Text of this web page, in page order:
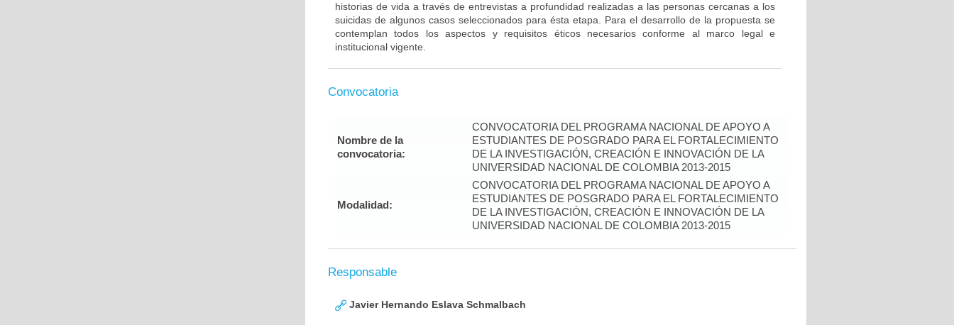
historias de vida a través de entrevistas a profundidad realizadas a las personas cercanas a los
suicidas de algunos casos seleccionados para ésta etapa. Para el desarrollo de la propuesta se
contemplan todos los aspectos y requisitos éticos necesarios conforme al marco legal e
institucional vigente.
Convocatoria
Nombre de la
convocatoria:
CONVOCATORIA DEL PROGRAMA NACIONAL DE APOYO A
ESTUDIANTES DE POSGRADO PARA EL FORTALECIMIENTO
DE LA INVESTIGACIÓN, CREACIÓN E INNOVACIÓN DE LA
UNIVERSIDAD NACIONAL DE COLOMBIA 2013-2015
Modalidad:
CONVOCATORIA DEL PROGRAMA NACIONAL DE APOYO A
ESTUDIANTES DE POSGRADO PARA EL FORTALECIMIENTO
DE LA INVESTIGACIÓN, CREACIÓN E INNOVACIÓN DE LA
UNIVERSIDAD NACIONAL DE COLOMBIA 2013-2015
Responsable
Javier Hernando Eslava Schmalbach